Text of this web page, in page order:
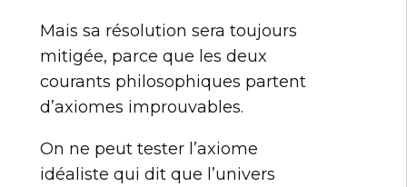
Mais sa résolution sera toujours
mitigée, parce que les deux
courants philosophiques partent
d’axiomes improuvables.
On ne peut tester l’axiome
idéaliste qui dit que l’univers